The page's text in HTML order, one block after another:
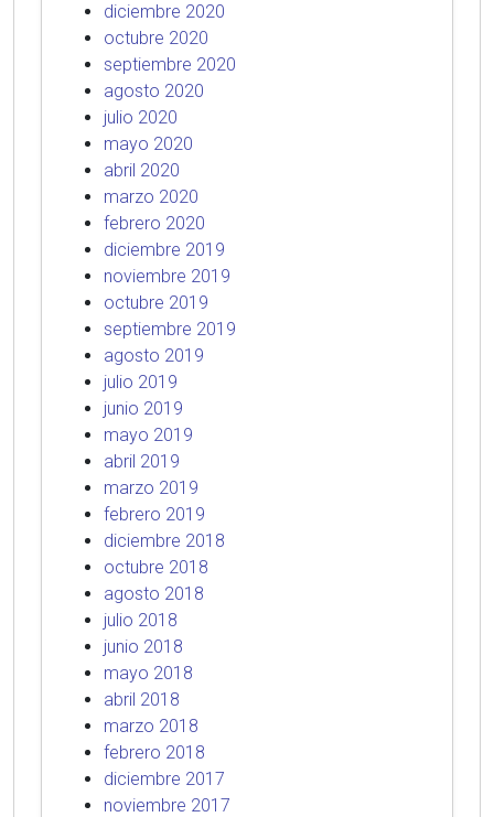
diciembre 2020
octubre 2020
septiembre 2020
agosto 2020
julio 2020
mayo 2020
abril 2020
marzo 2020
febrero 2020
diciembre 2019
noviembre 2019
octubre 2019
septiembre 2019
agosto 2019
julio 2019
junio 2019
mayo 2019
abril 2019
marzo 2019
febrero 2019
diciembre 2018
octubre 2018
agosto 2018
julio 2018
junio 2018
mayo 2018
abril 2018
marzo 2018
febrero 2018
diciembre 2017
noviembre 2017